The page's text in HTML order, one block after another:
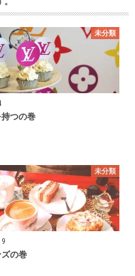
未分類
つの巻
未分類
の巻